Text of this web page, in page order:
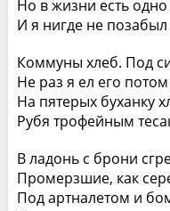
Но в жизни есть одно
И я нигде не позабыл
Коммуны хлеб. Под
Не раз я ел его
На пятерых буханку
Рубя трофейным
В ладонь с брони
Промерзшие, как
Под артналетом и